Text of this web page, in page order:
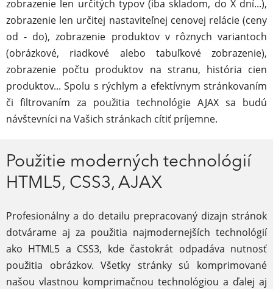
zobrazenie len určitých typov (iba skladom, do X dní...),
zobrazenie len určitej nastaviteľnej cenovej relácie (ceny
od - do), zobrazenie produktov v rôznych variantoch
(obrázkové, riadkové alebo tabuľkové zobrazenie),
zobrazenie počtu produktov na stranu, história cien
produktov... Spolu s rýchlym a efektívnym stránkovaním
či filtrovaním za použitia technológie AJAX sa budú
návštevníci na Vašich stránkach cítiť príjemne.
Použitie moderných technológií
HTML5, CSS3, AJAX
Profesionálny a do detailu prepracovaný dizajn stránok
dotvárame aj za použitia najmodernejších technológií
ako HTML5 a CSS3, kde častokrát odpadáva nutnosť
použitia obrázkov. Všetky stránky sú komprimované
našou vlastnou komprimačnou technológiou a ďalej aj